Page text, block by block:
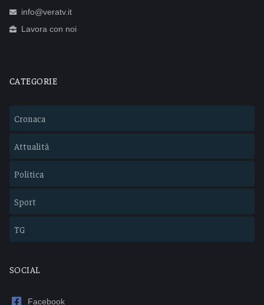
info@veratv.it
Lavora con noi
CATEGORIE
Cronaca
Attualità
Politica
Sport
TG
SOCIAL
Facebook